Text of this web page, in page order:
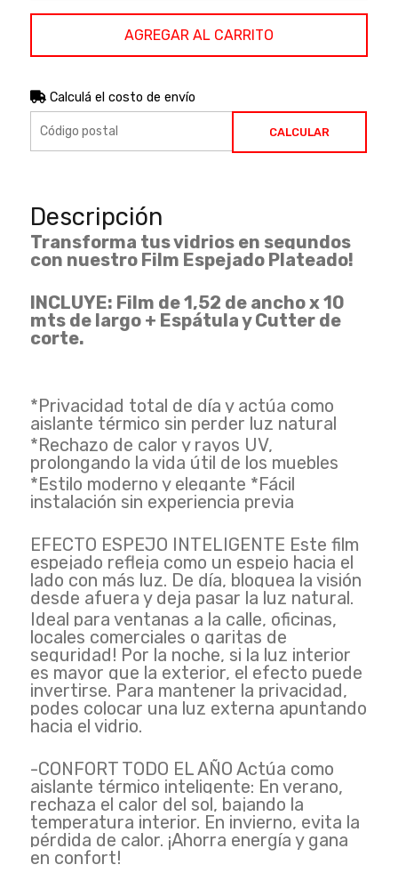
AGREGAR AL CARRITO
Calculá el costo de envío
CALCULAR
Descripción
Transforma tus vidrios en segundos
con nuestro Film Espejado Plateado!
INCLUYE: Film de 1,52 de ancho x 10
mts de largo + Espátula y Cutter de
corte.
*Privacidad total de día y actúa como
aislante térmico sin perder luz natural
*Rechazo de calor y rayos UV,
prolongando la vida útil de los muebles
*Estilo moderno y elegante *Fácil
instalación sin experiencia previa
EFECTO ESPEJO INTELIGENTE Este film
espejado refleja como un espejo hacia el
lado con más luz. De día, bloquea la visión
desde afuera y deja pasar la luz natural.
Ideal para ventanas a la calle, oficinas,
locales comerciales o garitas de
seguridad! Por la noche, si la luz interior
es mayor que la exterior, el efecto puede
invertirse. Para mantener la privacidad,
podes colocar una luz externa apuntando
hacia el vidrio.
-CONFORT TODO EL AÑO Actúa como
aislante térmico inteligente: En verano,
rechaza el calor del sol, bajando la
temperatura interior. En invierno, evita la
pérdida de calor. ¡Ahorra energía y gana
en confort!